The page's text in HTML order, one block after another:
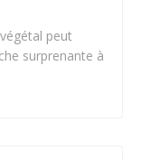
peut
surprenante à